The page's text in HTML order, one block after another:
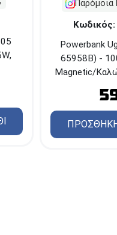
Παρόμοια
Κωδικός:
Powerbank
65958B) -
Magnetic/